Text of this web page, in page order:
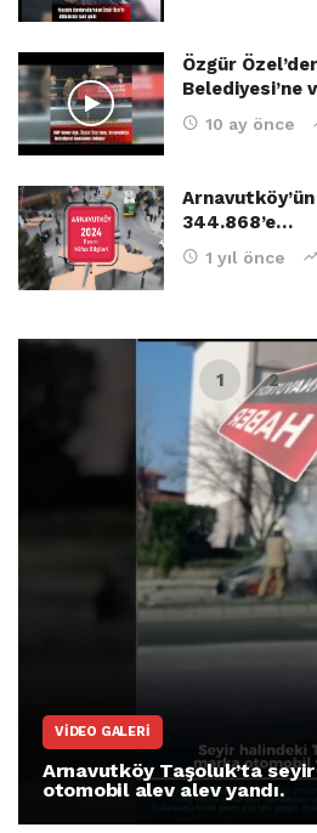
Özgür
Belediyesi’ne
10 ay önce
344.868’e…
1 yıl önce
VIDEO GALERI
Arnavutköy Taşoluk’ta
otomobil alev alev yandı.